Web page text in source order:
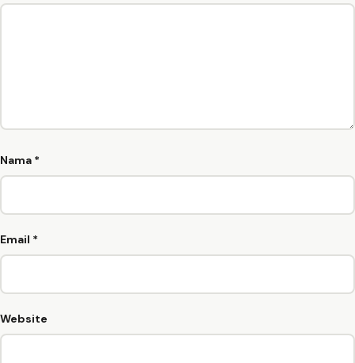
Nama *
Email *
Website